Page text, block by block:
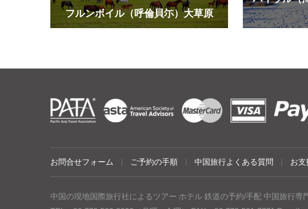
フルンボイル（呼倫貝尓）大草原
お問合せフォーム ご予約の手順 中国旅行よくある質問 お支
中国の現地国際旅行社によるツアー ホテル 鉄道の予約/手配 中国旅行専